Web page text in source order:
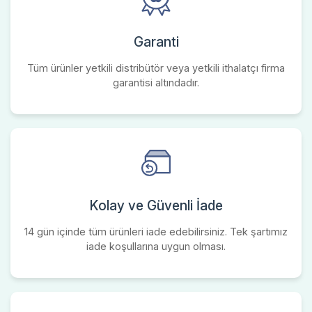
Garanti
Tüm ürünler yetkili distribütör veya yetkili ithalatçı firma
garantisi altındadır.
Kolay ve Güvenli İade
14 gün içinde tüm ürünleri iade edebilirsiniz. Tek şartımız
iade koşullarına uygun olması.